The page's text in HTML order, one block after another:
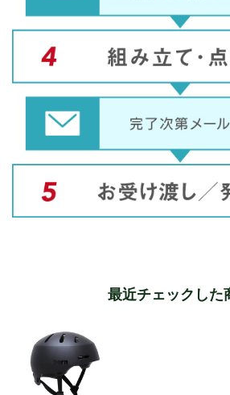
最近チェックした